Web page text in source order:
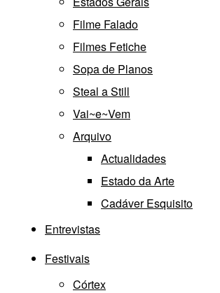
Filme Falado
Filmes Fetiche
Sopa de Planos
Steal a Still
Vai~e~Vem
Arquivo
Actualidades
Estado da Arte
Cadáver Esquisito
Entrevistas
Festivais
Córtex